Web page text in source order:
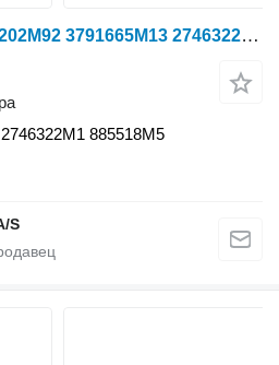
Коническая пара 3389202M92 3791665M13 2746322M1 885518M5 3389202M92 для трактора колесного Massey Ferguson 6260
885518M5
S